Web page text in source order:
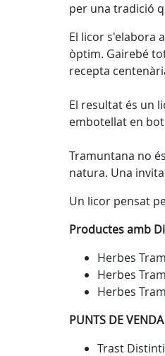
per una tradició
El licor s'elabora
òptim. Gairebé
recepta
El resultat és un
embotellat en
Tramuntana no
natura. Una
Un licor pensat
Productes amb
Herbes
Herbes
Herbes
PUNTS DE VENDA
Trast